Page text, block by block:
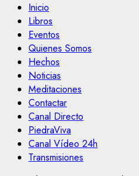
Inicio
Libros
Eventos
Quienes Somos
Hechos
Noticias
Meditaciones
Contactar
Canal Directo
PiedraViva
Canal Vídeo 24h
Transmisiones